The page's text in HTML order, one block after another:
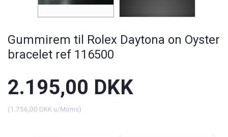
Gummirem til Rolex Daytona on Oyster
bracelet ref 116500
2.195,00 DKK
(1.756,00 DKK u/Moms)